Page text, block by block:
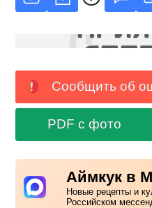
Сообщить об
PDF с фото
Аймкук в
Новые рецепты и
Российском